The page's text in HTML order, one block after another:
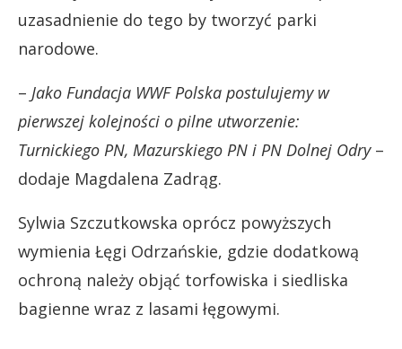
uzasadnienie do tego by tworzyć parki
narodowe.
– Jako Fundacja WWF Polska postulujemy w
pierwszej kolejności o pilne utworzenie:
Turnickiego PN, Mazurskiego PN i PN Dolnej Odry–
dodaje Magdalena Zadrąg.
Sylwia Szczutkowska oprócz powyższych
wymienia Łęgi Odrzańskie, gdzie dodatkową
ochroną należy objąć torfowiska i siedliska
bagienne wraz z lasami łęgowymi.